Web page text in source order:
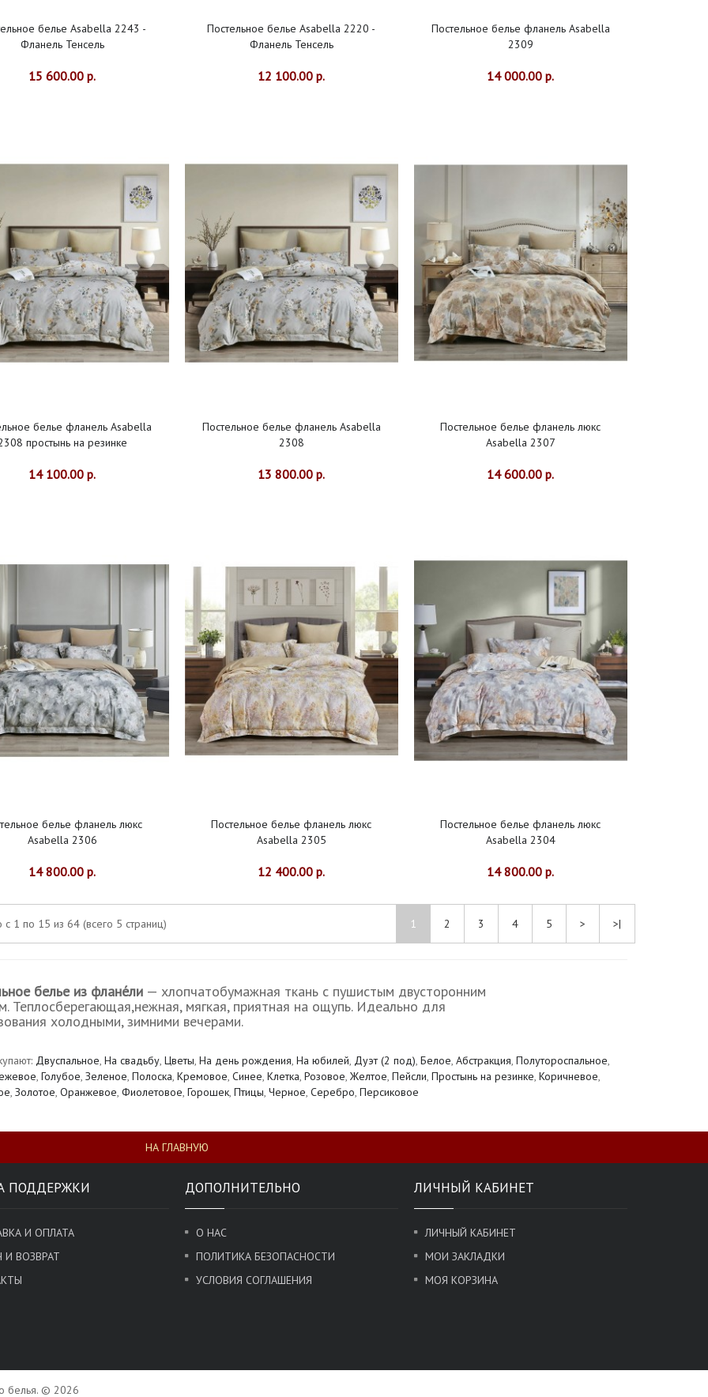
белье Asabella 2243 -
Фланель Тенсель
15 600.00 р.
Постельное белье Asabella 2220 -
Фланель Тенсель
12 100.00 р.
Постельное белье фланель Asabella
2309
14 000.00 р.
белье фланель Asabella
простынь на резинке
14 100.00 р.
Постельное белье фланель Asabella
2308
13 800.00 р.
Постельное белье фланель люкс
Asabella 2307
14 600.00 р.
белье фланель люкс
Asabella 2306
14 800.00 р.
Постельное белье фланель люкс
Asabella 2305
12 400.00 р.
Постельное белье фланель люкс
Asabella 2304
14 800.00 р.
с 1 по 15 из 64 (всего 5 страниц) 1 2 3 4 5 > >|
белье из флане́ли — хлопчатобумажная ткань с пушистым двусторонним
Теплосберегающая,нежная, мягкая, приятная на ощупь. Идеально для
холодными, зимними вечерами.
Двуспальное, На свадьбу, Цветы, На день рождения, На юбилей, Дуэт (2 под), Белое, Абстракция, Полутороспальное,
, Голубое, Зеленое, Полоска, Кремовое, Синее, Клетка, Розовое, Желтое, Пейсли, Простынь на резинке, Коричневое,
, Золотое, Оранжевое, Фиолетовое, Горошек, Птицы, Черное, Серебро, Персиковое
НА ГЛАВНУЮ
ПОДДЕРЖКИ
И ОПЛАТА
И ВОЗВРАТ
ДОПОЛНИТЕЛЬНО
О НАС
ПОЛИТИКА БЕЗОПАСНОСТИ
УСЛОВИЯ СОГЛАШЕНИЯ
ЛИЧНЫЙ КАБИНЕТ
ЛИЧНЫЙ КАБИНЕТ
МОИ ЗАКЛАДКИ
МОЯ КОРЗИНА
белья. © 2026